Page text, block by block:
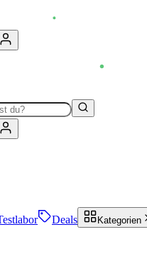
Deals Kategorien